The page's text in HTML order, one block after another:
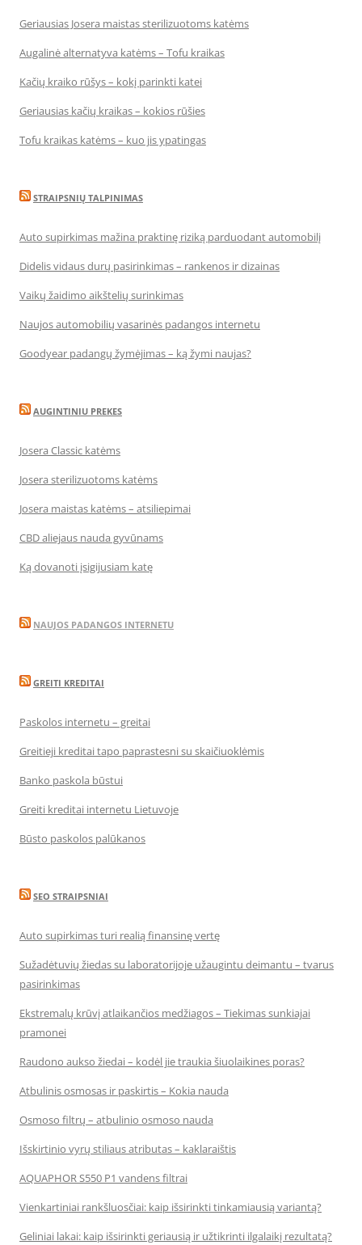
Geriausias Josera maistas sterilizuotoms katėms
Augalinė alternatyva katėms – Tofu kraikas
Kačių kraiko rūšys – kokį parinkti katei
Geriausias kačių kraikas – kokios rūšies
Tofu kraikas katėms – kuo jis ypatingas
STRAIPSNIŲ TALPINIMAS
Auto supirkimas mažina praktinę riziką parduodant automobilį
Didelis vidaus durų pasirinkimas – rankenos ir dizainas
Vaikų žaidimo aikštelių surinkimas
Naujos automobilių vasarinės padangos internetu
Goodyear padangų žymėjimas – ką žymi naujas?
AUGINTINIU PREKES
Josera Classic katėms
Josera sterilizuotoms katėms
Josera maistas katėms – atsiliepimai
CBD aliejaus nauda gyvūnams
Ką dovanoti įsigijusiam katę
NAUJOS PADANGOS INTERNETU
GREITI KREDITAI
Paskolos internetu – greitai
Greitieji kreditai tapo paprastesni su skaičiuoklėmis
Banko paskola būstui
Greiti kreditai internetu Lietuvoje
Būsto paskolos palūkanos
SEO STRAIPSNIAI
Auto supirkimas turi realią finansinę vertę
Sužadėtuvių žiedas su laboratorijoje užaugintu deimantu – tvarus
pasirinkimas
Ekstremalų krūvį atlaikančios medžiagos – Tiekimas sunkiajai
pramonei
Raudono aukso žiedai – kodėl jie traukia šiuolaikines poras?
Atbulinis osmosas ir paskirtis – Kokia nauda
Osmoso filtrų – atbulinio osmoso nauda
Išskirtinio vyrų stiliaus atributas – kaklaraištis
AQUAPHOR S550 P1 vandens filtrai
Vienkartiniai rankšluosčiai: kaip išsirinkti tinkamiausią variantą?
Geliniai lakai: kaip išsirinkti geriausią ir užtikrinti ilgalaikį rezultatą?